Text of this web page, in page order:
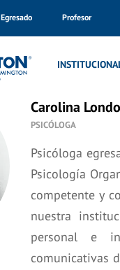
Egresado Profesor
Carolina
PSICÓLOGA
Psicóloga
Psicología
competente y
nuestra
personal e
comunicativas